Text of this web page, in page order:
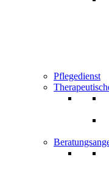
Pflegedienst